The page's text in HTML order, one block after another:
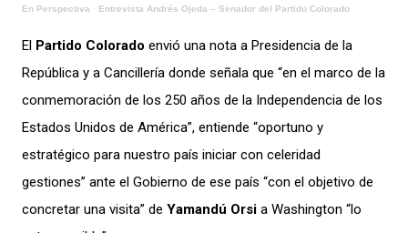
En Perspectiva · Entrevista Andrés Ojeda – Senador del Partido Colorado
El Partido Colorado envió una nota a Presidencia de la
República y a Cancillería donde señala que “en el marco de la
conmemoración de los 250 años de la Independencia de los
Estados Unidos de América”, entiende “oportuno y
estratégico para nuestro país iniciar con celeridad
gestiones” ante el Gobierno de ese país “con el objetivo de
concretar una visita” de Yamandú Orsi a Washington “lo